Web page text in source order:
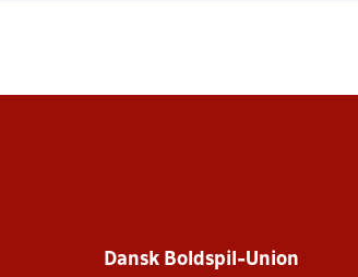
Dansk Boldspil-Union